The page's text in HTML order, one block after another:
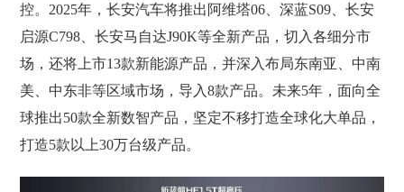
控。2025年，长安汽车将推出阿维塔06、深蓝S09、长安
启源C798、长安马自达J90K等全新产品，切入各细分市
场，还将上市13款新能源产品，并深入布局东南亚、中南
美、中东非等区域市场，导入8款产品。未来5年，面向全
球推出50款全新数智产品，坚定不移打造全球化大单品，
打造5款以上30万台级产品。